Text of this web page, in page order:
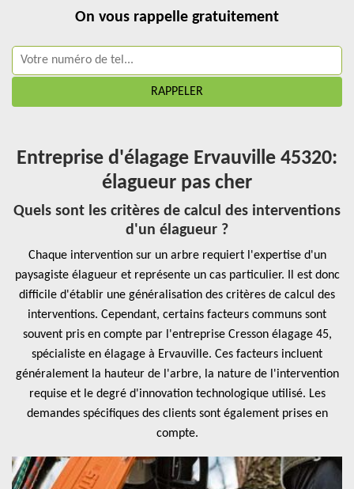
On vous rappelle gratuitement
Entreprise d'élagage Ervauville 45320:
élagueur pas cher
Quels sont les critères de calcul des interventions
d'un élagueur ?
Chaque intervention sur un arbre requiert l'expertise d'un
paysagiste élagueur et représente un cas particulier. Il est donc
difficile d'établir une généralisation des critères de calcul des
interventions. Cependant, certains facteurs communs sont
souvent pris en compte par l'entreprise Cresson élagage 45,
spécialiste en élagage à Ervauville. Ces facteurs incluent
généralement la hauteur de l'arbre, la nature de l'intervention
requise et le degré d'innovation technologique utilisé. Les
demandes spécifiques des clients sont également prises en
compte.